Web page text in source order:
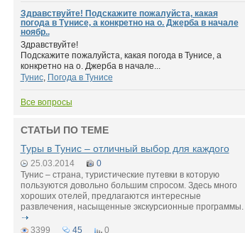
Здравствуйте! Подскажите пожалуйста, какая
погода в Тунисе, а конкретно на о. Джерба в начале
ноябр..
Здравствуйте!
Подскажите пожалуйста, какая погода в Тунисе, а
конкретно на о. Джерба в начале...
Тунис, Погода в Тунисе
Все вопросы
СТАТЬИ ПО ТЕМЕ
Туры в Тунис – отличный выбор для каждого
25.03.2014
0
Тунис – страна, туристические путевки в которую
пользуются довольно большим спросом. Здесь много
хороших отелей, предлагаются интересные
развлечения, насыщенные экскурсионные программы.
3399 45 0